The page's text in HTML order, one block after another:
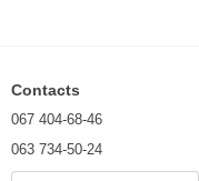
Contacts
067 404-68-46
063 734-50-24